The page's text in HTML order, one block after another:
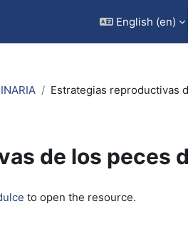
English ‎(en)‎
Estrategias reproductivas
de los peces
to open the resource.